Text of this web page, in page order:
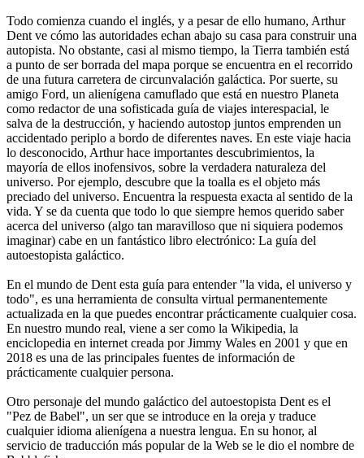
Todo comienza cuando el inglés, y a pesar de ello humano, Arthur
Dent ve cómo las autoridades echan abajo su casa para construir una
autopista. No obstante, casi al mismo tiempo, la Tierra también está
a punto de ser borrada del mapa porque se encuentra en el recorrido
de una futura carretera de circunvalación galáctica. Por suerte, su
amigo Ford, un alienígena camuflado que está en nuestro Planeta
como redactor de una sofisticada guía de viajes interespacial, le
salva de la destrucción, y haciendo autostop juntos emprenden un
accidentado periplo a bordo de diferentes naves. En este viaje hacia
lo desconocido, Arthur hace importantes descubrimientos, la
mayoría de ellos inofensivos, sobre la verdadera naturaleza del
universo. Por ejemplo, descubre que la toalla es el objeto más
preciado del universo. Encuentra la respuesta exacta al sentido de la
vida. Y se da cuenta que todo lo que siempre hemos querido saber
acerca del universo (algo tan maravilloso que ni siquiera podemos
imaginar) cabe en un fantástico libro electrónico: La guía del
autoestopista galáctico.
En el mundo de Dent esta guía para entender "la vida, el universo y
todo", es una herramienta de consulta virtual permanentemente
actualizada en la que puedes encontrar prácticamente cualquier cosa.
En nuestro mundo real, viene a ser como la Wikipedia, la
enciclopedia en internet creada por Jimmy Wales en 2001 y que en
2018 es una de las principales fuentes de información de
prácticamente cualquier persona.
Otro personaje del mundo galáctico del autoestopista Dent es el
"Pez de Babel", un ser que se introduce en la oreja y traduce
cualquier idioma alienígena a nuestra lengua. En su honor, al
servicio de traducción más popular de la Web se le dio el nombre de